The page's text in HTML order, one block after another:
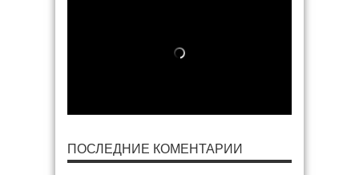
ПОСЛЕДНИЕ КОМЕНТАРИИ